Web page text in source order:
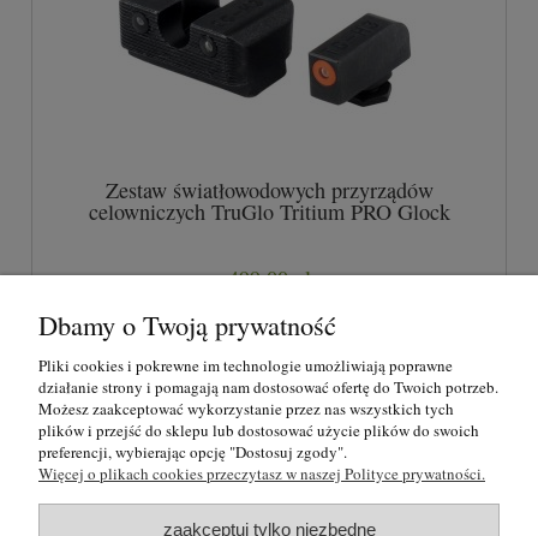
Zestaw światłowodowych przyrządów
celowniczych TruGlo Tritium PRO Glock
499,00 zł
do koszyka
O nas
Regulamin i polityka prywatności
Dbamy o Twoją prywatność
Pliki cookies i pokrewne im technologie umożliwiają poprawne
działanie strony i pomagają nam dostosować ofertę do Twoich potrzeb.
Możesz zaakceptować wykorzystanie przez nas wszystkich tych
plików i przejść do sklepu lub dostosować użycie plików do swoich
preferencji, wybierając opcję "Dostosuj zgody".
Więcej o plikach cookies przeczytasz w naszej Polityce prywatności.
zaakceptuj tylko niezbędne